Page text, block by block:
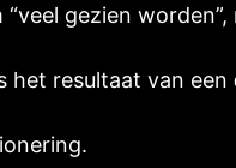
gezien
het resultaat van een
.